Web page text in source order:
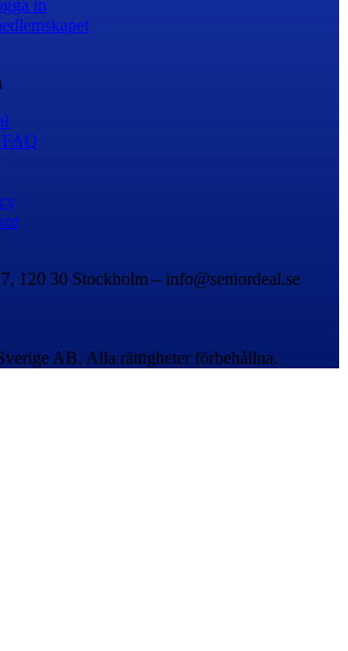
in
120 30 Stockholm – info@seniordeal.se
AB. Alla rättigheter förbehållna.